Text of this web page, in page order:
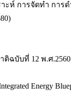
าะห์ การจัดทำ กา
ฉบับที่ 12 พ.ศ
Energy